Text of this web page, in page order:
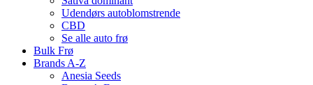
Udendørs autoblomstrende
CBD
Se alle auto frø
Bulk Frø
Brands A-Z
Anesia Seeds